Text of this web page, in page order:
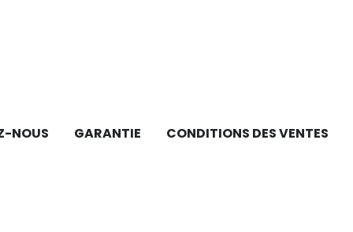
NOUS GARANTIE
CONDITIONS DES VENTES